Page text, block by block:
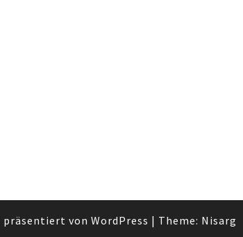
präsentiert von WordPress | Theme: Nisarg